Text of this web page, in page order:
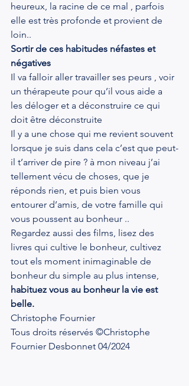
heureux, la racine de ce mal , parfois
elle est très profonde et provient de
loin..
Sortir de ces habitudes néfastes et
négatives
Il va falloir aller travailler ses peurs , voir
un thérapeute pour qu’il vous aide a
les déloger et a déconstruire ce qui
doit être déconstruite
Il y a une chose qui me revient souvent
lorsque je suis dans cela c’est que peut-
il t’arriver de pire ? à mon niveau j’ai
tellement vécu de choses, que je
réponds rien, et puis bien vous
entourer d’amis, de votre famille qui
vous poussent au bonheur ..
Regardez aussi des films, lisez des
livres qui cultive le bonheur, cultivez
tout els moment inimaginable de
bonheur du simple au plus intense,
habituez vous au bonheur la vie est
belle.
Christophe Fournier
Tous droits réservés ©Christophe
Fournier Desbonnet 04/2024